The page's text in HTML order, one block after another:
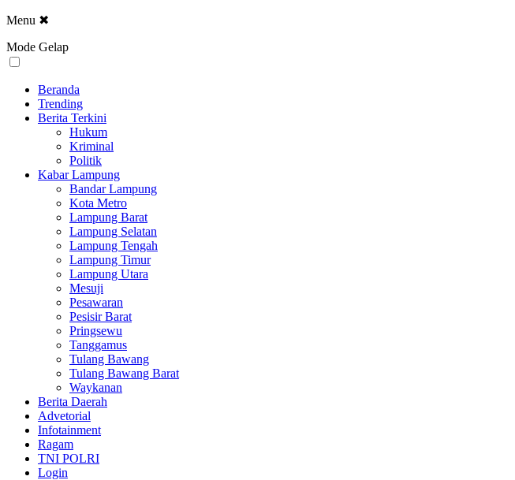
Menu ✖
Mode Gelap
Beranda
Trending
Berita Terkini
Hukum
Kriminal
Politik
Kabar Lampung
Bandar Lampung
Kota Metro
Lampung Barat
Lampung Selatan
Lampung Tengah
Lampung Timur
Lampung Utara
Mesuji
Pesawaran
Pesisir Barat
Pringsewu
Tanggamus
Tulang Bawang
Tulang Bawang Barat
Waykanan
Berita Daerah
Advetorial
Infotainment
Ragam
TNI POLRI
Login